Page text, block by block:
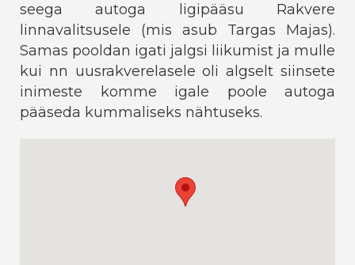
seega autoga ligipääsu Rakvere
linnavalitsusele (mis asub Targas Majas).
Samas pooldan igati jalgsi liikumist ja mulle
kui nn uusrakverelasele oli algselt siinsete
inimeste komme igale poole autoga
pääseda kummaliseks nähtuseks.